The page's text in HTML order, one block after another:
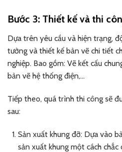
Bước 3: Thiết kế và thi
Dựa trên yêu cầu và hiện trạng,
tưởng và thiết kế bản vẽ chi tiết
nghiệp. Bao gồm: Vẽ kết cấu
bản vẽ hệ thống điện,…
Tiếp theo, quá trình thi công sẽ
sau:
Sản xuất khung đỡ: Dựa vào
sản xuất khung một cách